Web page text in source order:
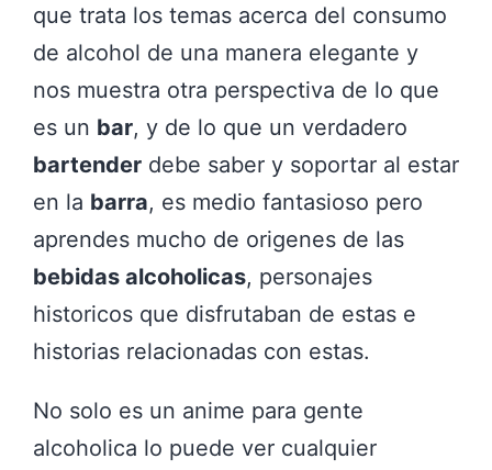
que trata los temas acerca del consumo
de alcohol de una manera elegante y
nos muestra otra perspectiva de lo que
es un bar, y de lo que un verdadero
bartender debe saber y soportar al estar
en la barra, es medio fantasioso pero
aprendes mucho de origenes de las
bebidas alcoholicas, personajes
historicos que disfrutaban de estas e
historias relacionadas con estas.
No solo es un anime para gente
alcoholica lo puede ver cualquier